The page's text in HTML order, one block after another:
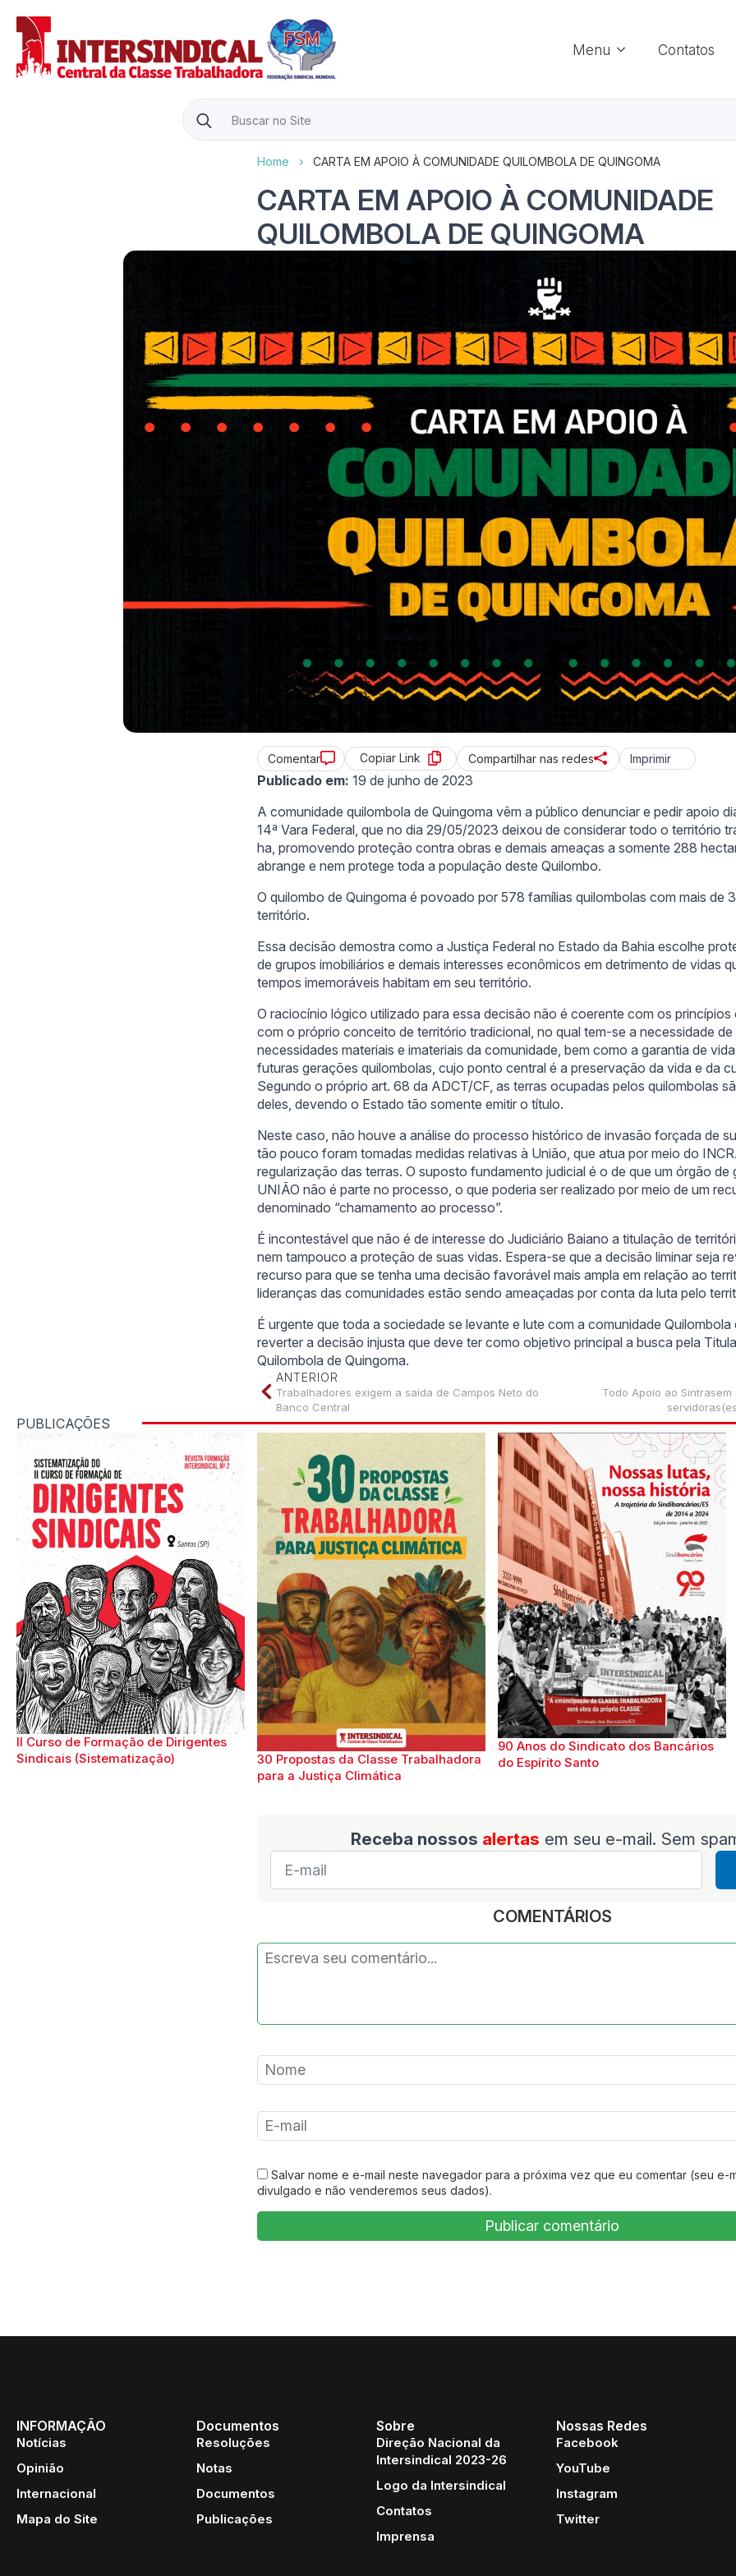
Menu Contatos
Search
for:
Home › CARTA EM APOIO À COMUNIDADE QUILOMBOLA DE QUINGOMA
CARTA EM APOIO À COMUNIDADE
QUILOMBOLA DE QUINGOMA
Comentar Copiar Link Compartilhar nas redes Imprimir
Publicado em: 19 de junho de 2023
A comunidade quilombola de Quingoma vêm a público denunciar e pedir apoio
14ª Vara Federal, que no dia 29/05/2023 deixou de considerar todo o território
ha, promovendo proteção contra obras e demais ameaças a somente 288
abrange e nem protege toda a população deste Quilombo.
O quilombo de Quingoma é povoado por 578 famílias quilombolas com mais de
território.
Essa decisão demostra como a Justiça Federal no Estado da Bahia escolhe
de grupos imobiliários e demais interesses econômicos em detrimento de vidas
tempos imemoráveis habitam em seu território.
O raciocínio lógico utilizado para essa decisão não é coerente com os
com o próprio conceito de território tradicional, no qual tem-se a necessidade de
necessidades materiais e imateriais da comunidade, bem como a garantia de
futuras gerações quilombolas, cujo ponto central é a preservação da vida e da
Segundo o próprio art. 68 da ADCT/CF, as terras ocupadas pelos quilombolas
deles, devendo o Estado tão somente emitir o título.
Neste caso, não houve a análise do processo histórico de invasão forçada de
tão pouco foram tomadas medidas relativas à União, que atua por meio do
regularização das terras. O suposto fundamento judicial é o de que um órgão de
UNIÃO não é parte no processo, o que poderia ser realizado por meio de um
denominado “chamamento ao processo”.
É incontestável que não é de interesse do Judiciário Baiano a titulação de
nem tampouco a proteção de suas vidas. Espera-se que a decisão liminar seja
recurso para que se tenha uma decisão favorável mais ampla em relação ao
lideranças das comunidades estão sendo ameaçadas por conta da luta pelo
É urgente que toda a sociedade se levante e lute com a comunidade Quilombola
reverter a decisão injusta que deve ter como objetivo principal a busca pela
Quilombola de Quingoma.
Todo Apoio ao
ANTERIOR
Trabalhadores exigem a saída de Campos Neto do
Banco Central
PUBLICAÇÕES
II Curso de Formação de Dirigentes
Sindicais (Sistematização)
30 Propostas da Classe Trabalhadora
para a Justiça Climática
90 Anos do Sindicato dos Bancários
do Espírito Santo
Receba nossos alertas em seu e-mail. Sem
E-
mail
COMENTÁRIOS
Salvar nome e e-mail neste navegador para a próxima vez que eu comentar (seu e-
divulgado e não venderemos seus dados).
INFORMAÇÃO
Notícias
Opinião
Internacional
Mapa do Site
Documentos
Resoluções
Notas
Documentos
Publicações
Sobre
Direção Nacional da
Intersindical 2023-26
Logo da Intersindical
Contatos
Imprensa
Nossas Redes
Facebook
YouTube
Instagram
Twitter